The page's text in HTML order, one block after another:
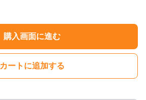
購入画面に進む
カートに追加する